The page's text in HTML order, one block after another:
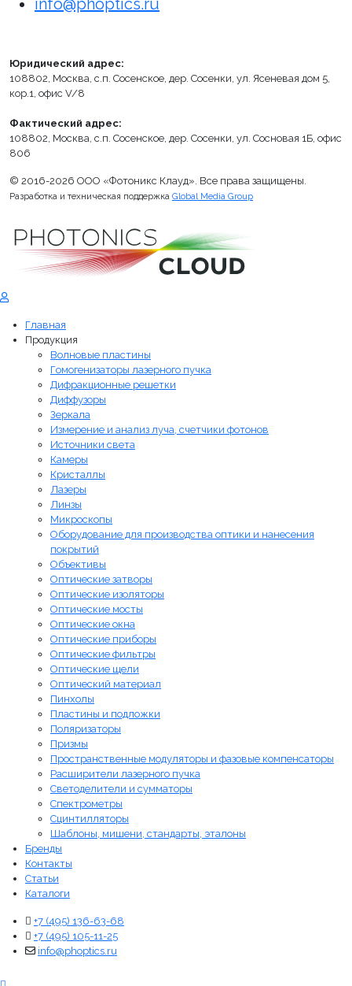
Юридический адрес:
108802, Москва, с.п. Сосенское, дер. Сосенки, ул. Ясеневая дом 5,
кор.1, офис V/8
Фактический адрес:
108802, Москва, с.п. Сосенское, дер. Сосенки, ул. Сосновая 1Б, офис
806
© 2016-2026 ООО «Фотоникс Клауд». Все права защищены.
Разработка и техническая поддержка Global Media Group
Главная
Продукция
Волновые пластины
Гомогенизаторы лазерного пучка
Дифракционные решетки
Диффузоры
Зеркала
Измерение и анализ луча, счетчики фотонов
Источники света
Камеры
Кристаллы
Лазеры
Линзы
Микроскопы
Оборудование для производства оптики и нанесения
покрытий
Объективы
Оптические затворы
Оптические изоляторы
Оптические мосты
Оптические окна
Оптические приборы
Оптические фильтры
Оптические щели
Оптический материал
Пинхолы
Пластины и подложки
Поляризаторы
Призмы
Пространственные модуляторы и фазовые компенсаторы
Расширители лазерного пучка
Светоделители и сумматоры
Спектрометры
Сцинтилляторы
Шаблоны, мишени, стандарты, эталоны
Бренды
Контакты
Статьи
Каталоги
+7 (495) 136-63-68
+7 (495) 105-11-25
info@phoptics.ru